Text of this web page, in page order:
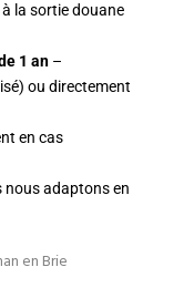
à la sortie douane
1 an –
ou directement
en cas
nous adaptons en